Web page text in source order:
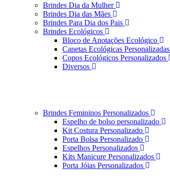
Brindes Dia da Mulher
Brindes Dia das Mães
Brindes Para Dia dos Pais
Brindes Ecológicos
Bloco de Anotações Ecológico
Canetas Ecológicas Personalizadas
Copos Ecológicos Personalizados
Diversos
Brindes Femininos Personalizados
Espelho de bolso personalizado
Kit Costura Personalizado
Porta Bolsa Personalizado
Espelhos Personalizados
Kits Manicure Personalizados
Porta Jóias Personalizados